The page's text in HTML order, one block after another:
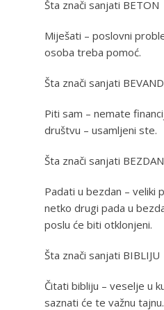
Šta znači sanjati BETON
Miješati – poslovni
osoba treba pomoć.
Šta znači sanjati
Piti sam – nemate
društvu – usamljeni ste.
Šta znači sanjati BEZDAN
Padati u bezdan – veliki
netko drugi pada u
poslu će biti otklonjeni.
Šta znači sanjati BIBLIJU
Čitati bibliju – veselje u
saznati će te važnu